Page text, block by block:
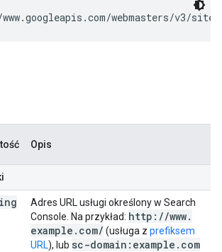
webmasters/v3/
Opis
Adres URL usługi określony w Search
Console. Na przykład: http: //www.
example . com/ (usługa z prefiksem
URL), lub sc-domain:example . com